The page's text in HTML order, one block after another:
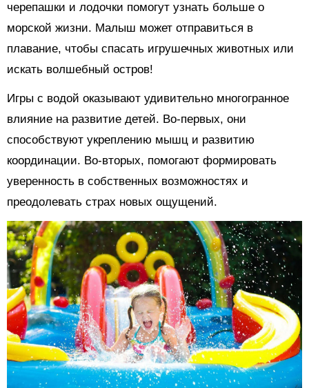
черепашки и лодочки помогут узнать больше о
морской жизни. Малыш может отправиться в
плавание, чтобы спасать игрушечных животных или
искать волшебный остров!
Игры с водой оказывают удивительно многогранное
влияние на развитие детей. Во-первых, они
способствуют укреплению мышц и развитию
координации. Во-вторых, помогают формировать
уверенность в собственных возможностях и
преодолевать страх новых ощущений.